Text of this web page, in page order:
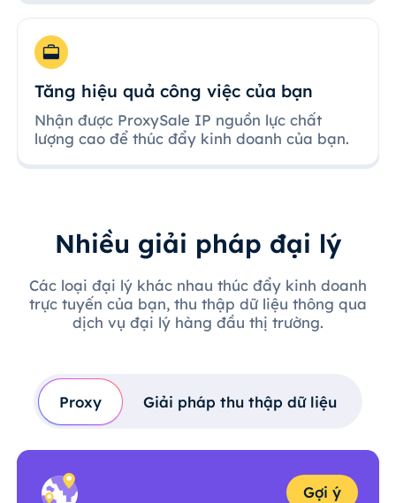
Tăng hiệu quả công việc của bạn
Nhận được ProxySale IP nguồn lực chất
lượng cao để thúc đẩy kinh doanh của bạn.
Nhiều giải pháp đại lý
Các loại đại lý khác nhau thúc đẩy kinh doanh
trực tuyến của bạn, thu thập dữ liệu thông qua
dịch vụ đại lý hàng đầu thị trường.
Proxy Giải pháp thu thập dữ liệu
Gợi ý